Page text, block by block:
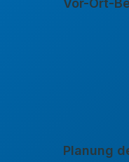
Vor-Ort-
Planung